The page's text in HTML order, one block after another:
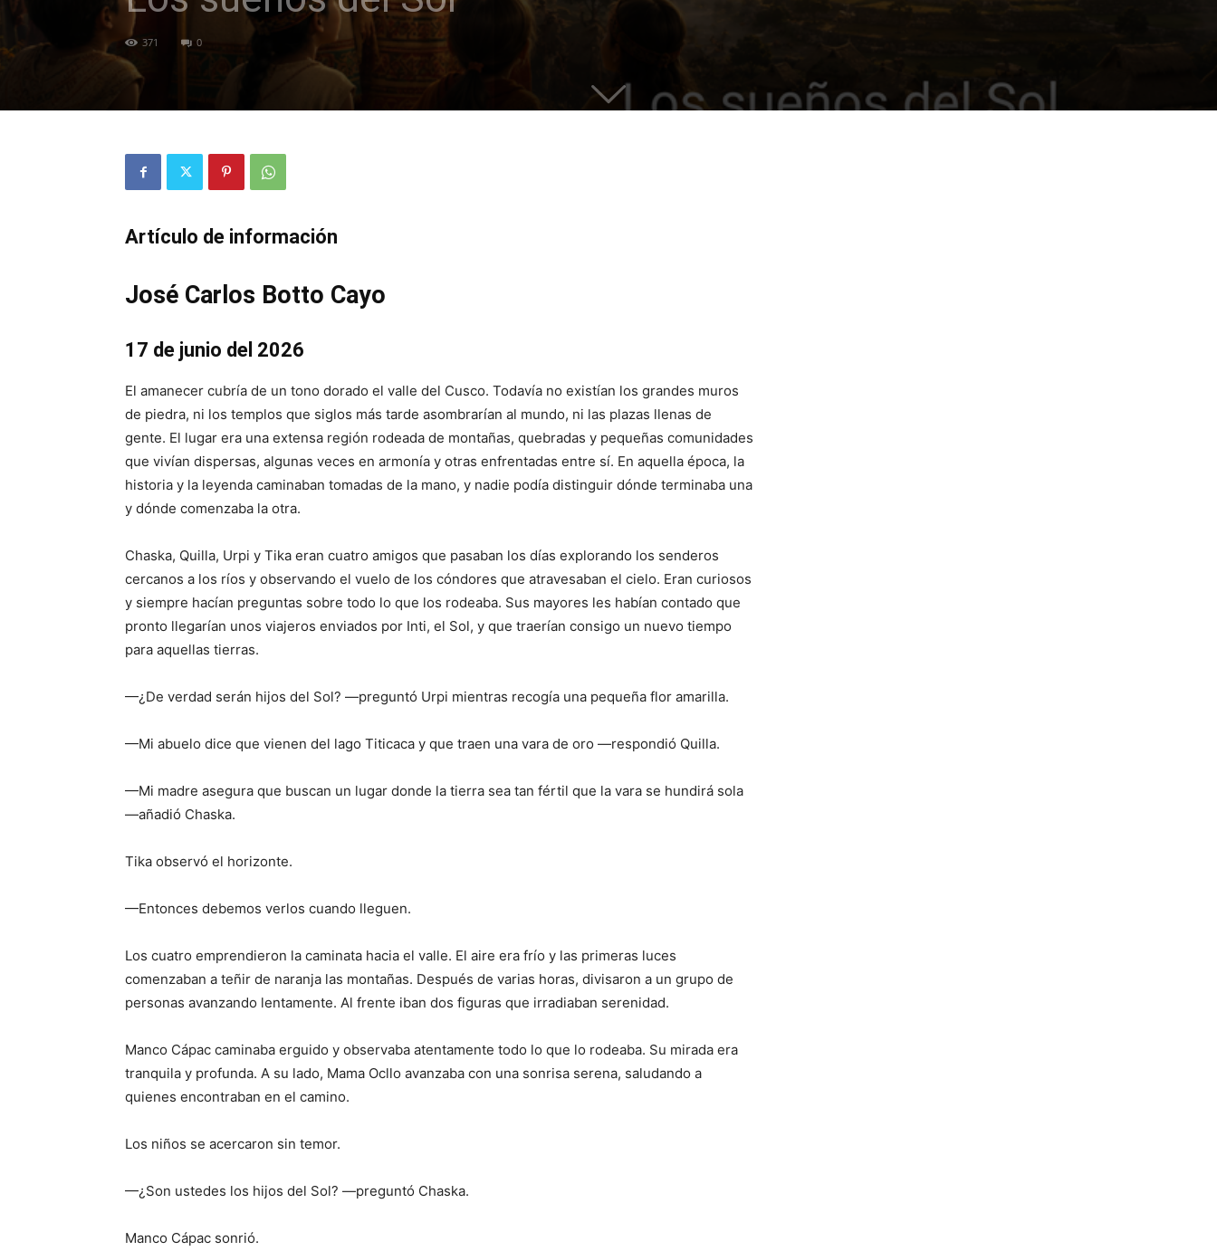
371 0
Artículo de información
José Carlos Botto Cayo
17 de junio del 2026
El amanecer cubría de un tono dorado el valle del Cusco. Todavía no existían los grandes muros
de piedra, ni los templos que siglos más tarde asombrarían al mundo, ni las plazas llenas de
gente. El lugar era una extensa región rodeada de montañas, quebradas y pequeñas comunidades
que vivían dispersas, algunas veces en armonía y otras enfrentadas entre sí. En aquella época, la
historia y la leyenda caminaban tomadas de la mano, y nadie podía distinguir dónde terminaba una
y dónde comenzaba la otra.
Chaska, Quilla, Urpi y Tika eran cuatro amigos que pasaban los días explorando los senderos
cercanos a los ríos y observando el vuelo de los cóndores que atravesaban el cielo. Eran curiosos
y siempre hacían preguntas sobre todo lo que los rodeaba. Sus mayores les habían contado que
pronto llegarían unos viajeros enviados por Inti, el Sol, y que traerían consigo un nuevo tiempo
para aquellas tierras.
—¿De verdad serán hijos del Sol? —preguntó Urpi mientras recogía una pequeña flor amarilla.
—Mi abuelo dice que vienen del lago Titicaca y que traen una vara de oro —respondió Quilla.
—Mi madre asegura que buscan un lugar donde la tierra sea tan fértil que la vara se hundirá sola
—añadió Chaska.
Tika observó el horizonte.
—Entonces debemos verlos cuando lleguen.
Los cuatro emprendieron la caminata hacia el valle. El aire era frío y las primeras luces
comenzaban a teñir de naranja las montañas. Después de varias horas, divisaron a un grupo de
personas avanzando lentamente. Al frente iban dos figuras que irradiaban serenidad.
Manco Cápac caminaba erguido y observaba atentamente todo lo que lo rodeaba. Su mirada era
tranquila y profunda. A su lado, Mama Ocllo avanzaba con una sonrisa serena, saludando a
quienes encontraban en el camino.
Los niños se acercaron sin temor.
—¿Son ustedes los hijos del Sol? —preguntó Chaska.
Manco Cápac sonrió.